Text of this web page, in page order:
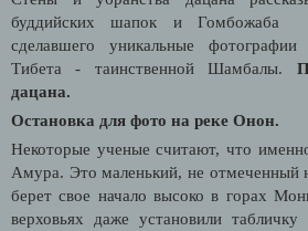
буддийских шапок и Гомбожаба
сделавшего уникальные
Тибета - таинственной Шамбалы.
дацана.
Остановка для фото на реке Онон.
Некоторые ученые считают, что
Амура. Это маленький, не отмеченный
берет свое начало высоко в горах
верховьях даже установили